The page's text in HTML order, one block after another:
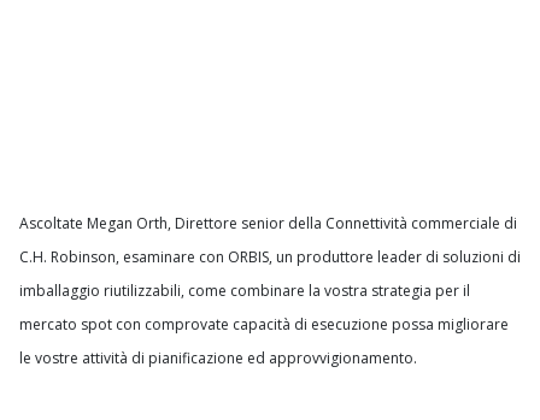
Ascoltate Megan Orth, Direttore senior della Connettività commerciale di
C.H. Robinson, esaminare con ORBIS, un produttore leader di soluzioni di
imballaggio riutilizzabili, come combinare la vostra strategia per il
mercato spot con comprovate capacità di esecuzione possa migliorare
le vostre attività di pianificazione ed approvvigionamento.